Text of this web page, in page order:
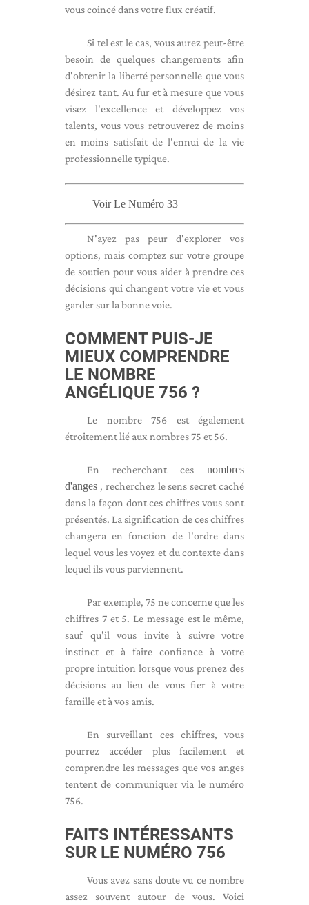
vous coincé dans votre flux créatif.
Si tel est le cas, vous aurez peut-être
besoin de quelques changements afin
d'obtenir la liberté personnelle que vous
désirez tant. Au fur et à mesure que vous
visez l'excellence et développez vos
talents, vous vous retrouverez de moins
en moins satisfait de l'ennui de la vie
professionnelle typique.
Voir Le Numéro 33
N'ayez pas peur d'explorer vos
options, mais comptez sur votre groupe
de soutien pour vous aider à prendre ces
décisions qui changent votre vie et vous
garder sur la bonne voie.
COMMENT PUIS-JE
MIEUX COMPRENDRE
LE NOMBRE
ANGÉLIQUE 756 ?
Le nombre 756 est également
étroitement lié aux nombres 75 et 56.
En recherchant ces nombres
d'anges , recherchez le sens secret caché
dans la façon dont ces chiffres vous sont
présentés. La signification de ces chiffres
changera en fonction de l'ordre dans
lequel vous les voyez et du contexte dans
lequel ils vous parviennent.
Par exemple, 75 ne concerne que les
chiffres 7 et 5. Le message est le même,
sauf qu'il vous invite à suivre votre
instinct et à faire confiance à votre
propre intuition lorsque vous prenez des
décisions au lieu de vous fier à votre
famille et à vos amis.
En surveillant ces chiffres, vous
pourrez accéder plus facilement et
comprendre les messages que vos anges
tentent de communiquer via le numéro
756.
FAITS INTÉRESSANTS
SUR LE NUMÉRO 756
Vous avez sans doute vu ce nombre
assez souvent autour de vous. Voici